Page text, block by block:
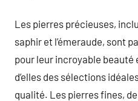
Les pierres précieuses,
saphir et l’émeraude, sont
pour leur incroyable
d’elles des sélections
qualité. Les pierres fines,